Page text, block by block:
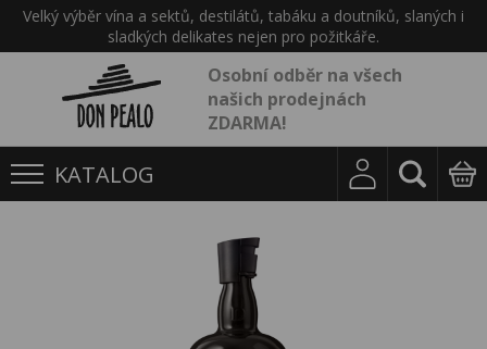
Velký výběr vína a sektů, destilátů, tabáku a doutníků, slaných i
sladkých delikates nejen pro požitkáře.
Osobní odběr na všech
našich prodejnách
ZDARMA!
KATALOG